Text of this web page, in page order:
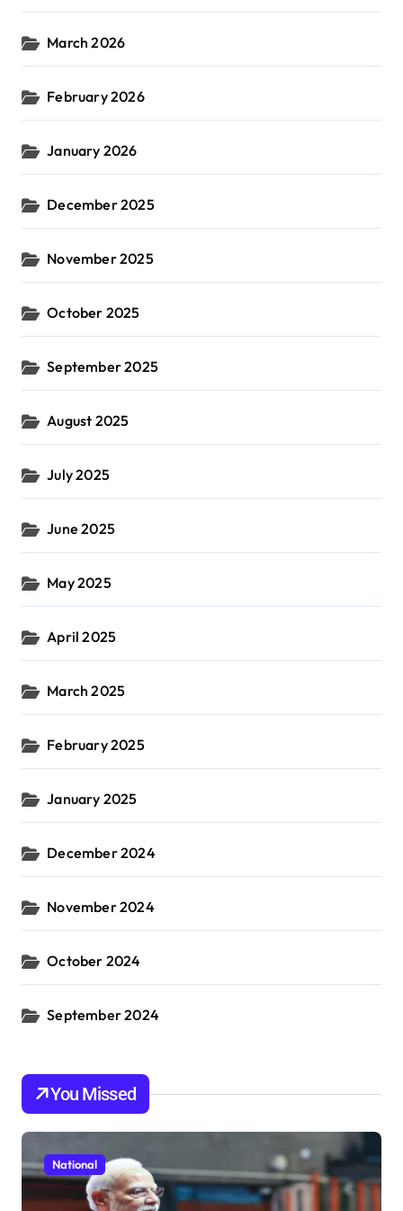
March 2026
February 2026
January 2026
December 2025
November 2025
October 2025
September 2025
August 2025
July 2025
June 2025
May 2025
April 2025
March 2025
February 2025
January 2025
December 2024
November 2024
October 2024
September 2024
You Missed
National